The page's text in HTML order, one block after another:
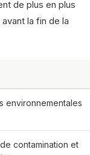
de plus en plus
la fin de la
environnementales
contamination et